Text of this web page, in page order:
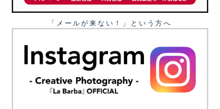
「メールが来ない！」という⽅へ